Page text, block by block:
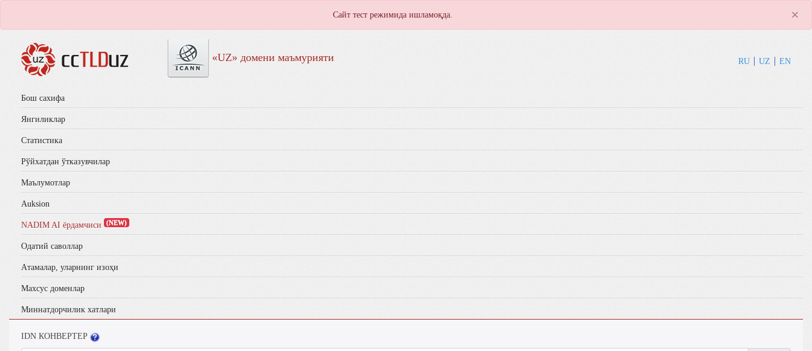
Сайт тест режимида ишламоқда. ×
«UZ» домени маъмурияти RU UZ EN
Бош сахифа
Янгиликлар
Статистика
Рўйхатдан ўтказувчилар
Маълумотлар
Auksion
NADIM AI ёрдамчиси (NEW)
Одатий саволлар
Aтамалар, уларнинг изоҳи
Махсус доменлар
Миннатдорчилик хатлари
IDN КОНВЕРТЕР